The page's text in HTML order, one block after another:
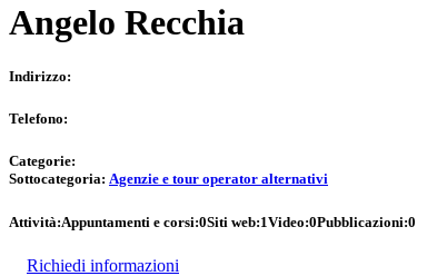
Angelo Recchia
Indirizzo:
Telefono:
Categorie:
Sottocategoria: Agenzie e tour operator alternativi
Attività:Appuntamenti e corsi:0Siti web:1Video:0Pubblicazioni:0
Richiedi informazioni